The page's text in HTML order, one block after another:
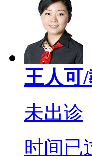
王人可
未出诊
时间已